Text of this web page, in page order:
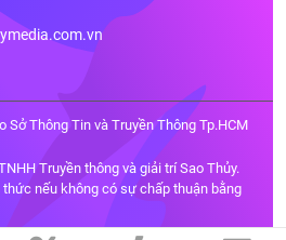
Sở Thông Tin và Truyền Thông Tp.HCM
Truyền thông và giải trí Sao Thủy.
nếu không có sự chấp thuận bằng